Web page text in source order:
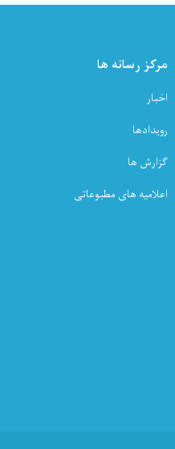
مرکز رسانه ها
اخبار
رویدادها
گزارش ها
اعلامیه های مطبوعاتی